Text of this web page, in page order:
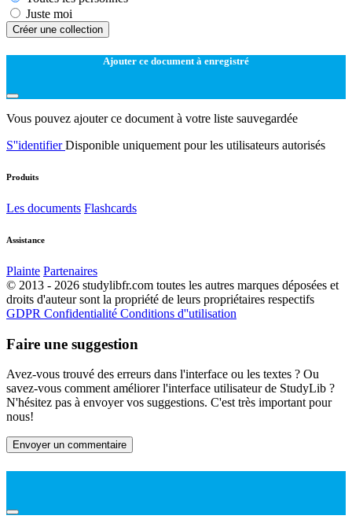
Juste moi
Créer une collection
Ajouter ce document à enregistré
Vous pouvez ajouter ce document à votre liste sauvegardée
S''identifierDisponible uniquement pour les utilisateurs autorisés
Produits
Les documents Flashcards
Assistance
Plainte Partenaires
© 2013 - 2026 studylibfr.com toutes les autres marques déposées et
droits d'auteur sont la propriété de leurs propriétaires respectifs
GDPR Confidentialité Conditions d''utilisation
Faire une suggestion
Avez-vous trouvé des erreurs dans l'interface ou les textes ? Ou
savez-vous comment améliorer l'interface utilisateur de StudyLib ?
N'hésitez pas à envoyer vos suggestions. C'est très important pour
nous!
Envoyer un commentaire